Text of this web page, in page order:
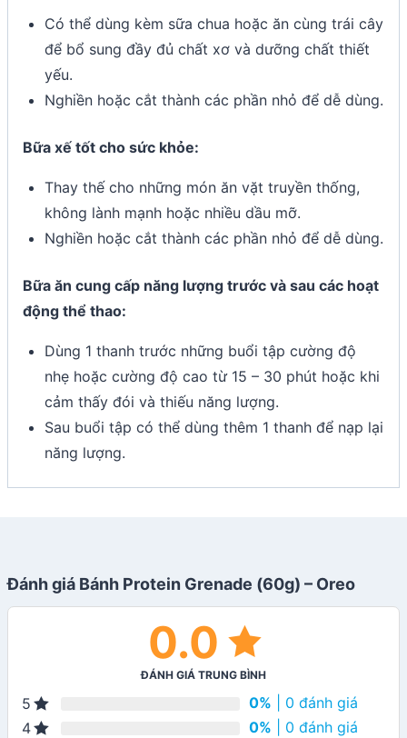
Có thể dùng kèm sữa chua hoặc ăn cùng trái cây
để bổ sung đầy đủ chất xơ và dưỡng chất thiết
yếu.
Nghiền hoặc cắt thành các phần nhỏ để dễ dùng.
Bữa xế tốt cho sức khỏe:
Thay thế cho những món ăn vặt truyền thống,
không lành mạnh hoặc nhiều dầu mỡ.
Nghiền hoặc cắt thành các phần nhỏ để dễ dùng.
Bữa ăn cung cấp năng lượng trước và sau các hoạt
động thể thao:
Dùng 1 thanh trước những buổi tập cường độ
nhẹ hoặc cường độ cao từ 15 – 30 phút hoặc khi
cảm thấy đói và thiếu năng lượng.
Sau buổi tập có thể dùng thêm 1 thanh để nạp lại
năng lượng.
Đánh giá Bánh Protein Grenade (60g) – Oreo
0.0
ĐÁNH GIÁ TRUNG BÌNH
5 0% | 0 đánh giá
4
0% | 0 đánh giá